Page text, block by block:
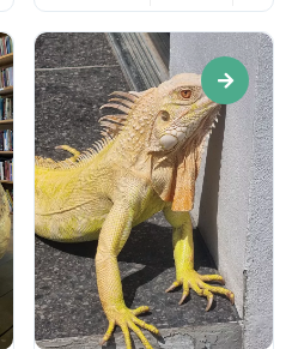
серфингу на искусственной
волне. Инструкторы
помогают с техникой...